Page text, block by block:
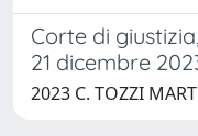
Corte di
21 dicembre
2023 C. TOZZI